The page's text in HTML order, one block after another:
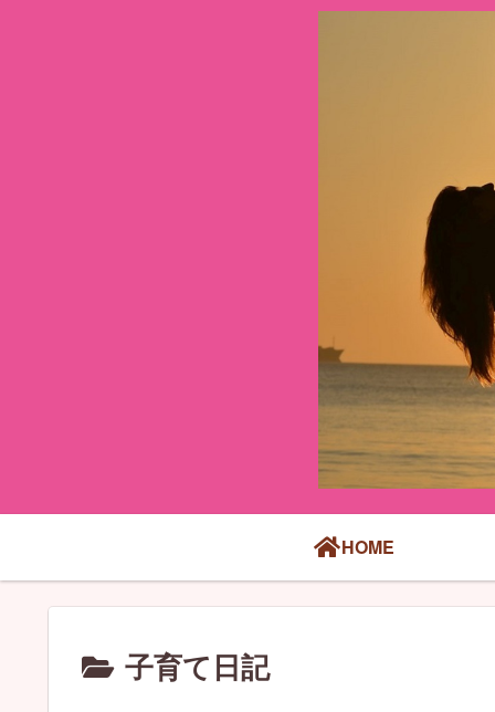
HOME
子育て日記